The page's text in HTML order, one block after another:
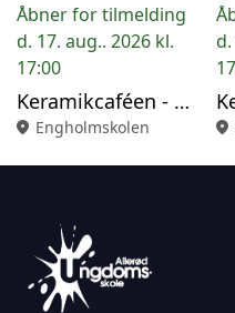
Åbner for tilmelding
d. 17. aug.. 2026 kl.
17:00
Keramikcaféen - Mandag
location_on Engholmskolen location_on